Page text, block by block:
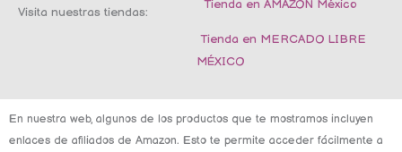
Visita nuestras tiendas:
Tienda en AMAZON México
Tienda en MERCADO LIBRE
MÉXICO
En nuestra web, algunos de los productos que te mostramos incluyen
enlaces de afiliados de Amazon. Esto te permite acceder fácilmente a